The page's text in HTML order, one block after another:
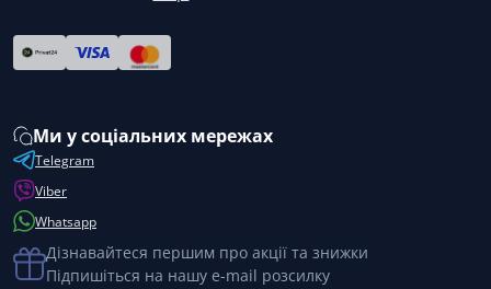
Ми у соціальних мережах
Telegram
Viber
Whatsapp
Дізнавайтеся першим про акції та знижки
Підпишіться на нашу e-mail розсилку